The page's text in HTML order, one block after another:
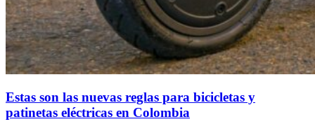
Estas son las nuevas reglas para bicicletas y
patinetas eléctricas en Colombia